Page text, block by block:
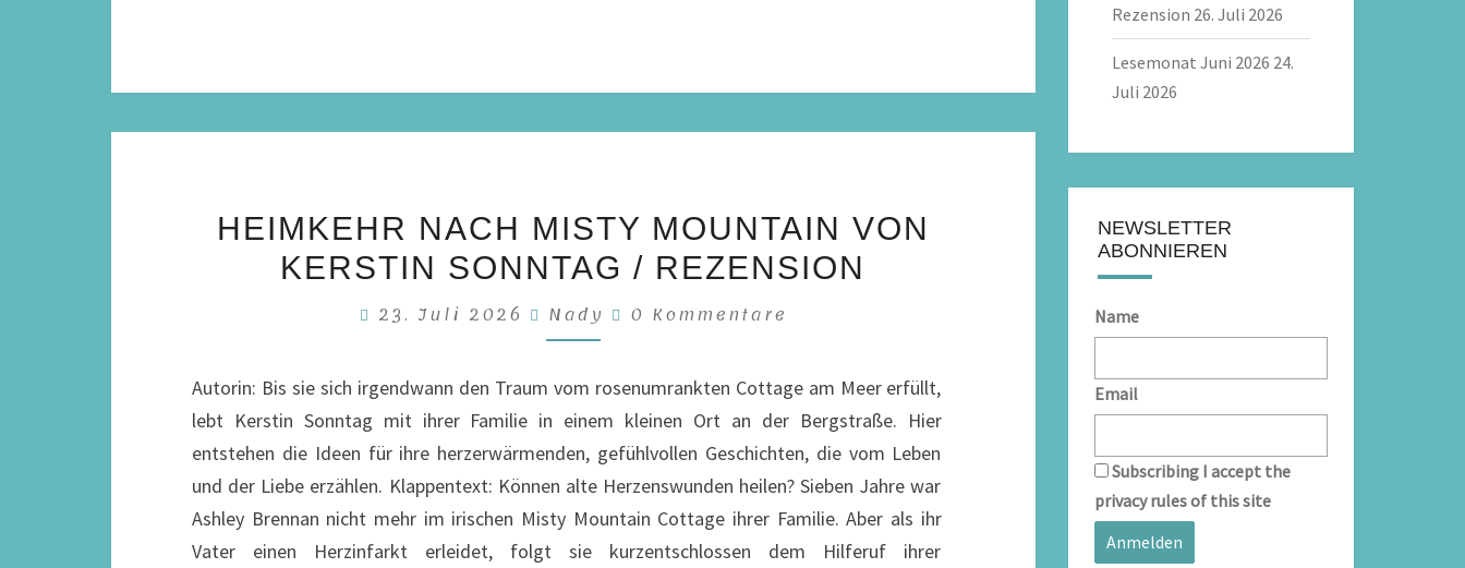
NACH
MISTY
VON
SONNTAG
/
REZENSION
HEIMKEHR NACH MISTY MOUNTAIN VON
KERSTIN SONNTAG / REZENSION
23. Juli 2026 Nady Kommentare
0 Kommentare
Autorin: Bis sie sich irgendwann den Traum vom rosenumrankten Cottage am Meer erfüllt,
lebt Kerstin Sonntag mit ihrer Familie in einem kleinen Ort an der Bergstraße. Hier
entstehen die Ideen für ihre herzerwärmenden, gefühlvollen Geschichten, die vom Leben
und der Liebe erzählen. Klappentext: Können alte Herzenswunden heilen? Sieben Jahre war
Ashley Brennan nicht mehr im irischen Misty Mountain Cottage ihrer Familie. Aber als ihr
Vater einen Herzinfarkt erleidet, folgt sie kurzentschlossen dem Hilferuf ihrer
Rezension 26. Juli 2026
Lesemonat Juni 2026 24.
Juli 2026
NEWSLETTER
ABONNIEREN
Name
Email
Subscribing I accept the
privacy rules of this site